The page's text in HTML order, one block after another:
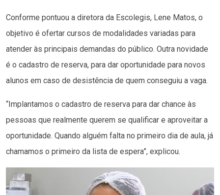
Conforme pontuou a diretora da Escolegis, Lene Matos, o
objetivo é ofertar cursos de modalidades variadas para
atender às principais demandas do público. Outra novidade
é o cadastro de reserva, para dar oportunidade para novos
alunos em caso de desistência de quem conseguiu a vaga.
“Implantamos o cadastro de reserva para dar chance às
pessoas que realmente querem se qualificar e aproveitar a
oportunidade. Quando alguém falta no primeiro dia de aula, já
chamamos o primeiro da lista de espera”, explicou.